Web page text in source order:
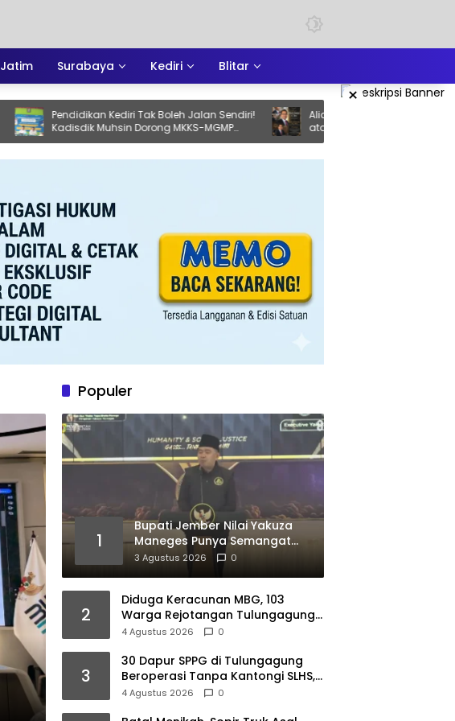
Jatim Surabaya Kediri Blitar
×
Pendidikan Kediri Tak Boleh Jalan Sendiri!
Kadisdik Muhsin Dorong MKKS-MGMP
Jadi Motor Perubahan
Aliansi Jurnalis Tulungagung Berduka
atas Meninggalnya Cak Sholeh, Catur
Santoso: “Beliau Pejuang Keadilan
Populer
1
Bupati Jember Nilai Yakuza
Maneges Punya Semangat
Kebersamaan, Siap Bersinergi
3 Agustus 2026 0
2
Diduga Keracunan MBG, 103
Warga Rejotangan Tulungagung
Alami Gangguan Pencernaan
4 Agustus 2026 0
3
30 Dapur SPPG di Tulungagung
Beroperasi Tanpa Kantongi SLHS,
Dinkes Terus Kejar Percepatan Izin
4 Agustus 2026 0